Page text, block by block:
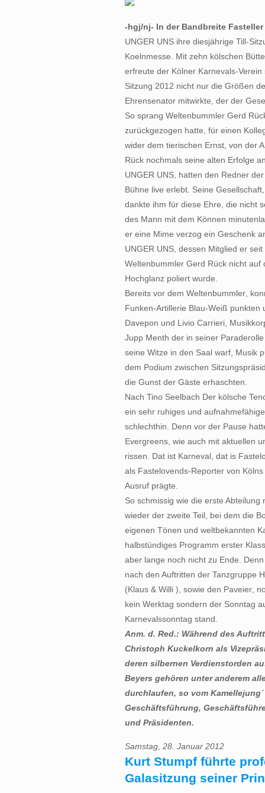
-hgj/nj- In der Bandbreite
UNGER UNS ihre diesjährige Till-
Koelnmesse. Mit zehn kölschen
erfreute der Kölner Karnevals-
Sitzung 2012 nicht nur die Größen
Ehrensenator mitwirkte, der der
So sprang Weltenbummler Gerd
zurückgezogen hatte, für einen
wider dem tierischen Ernst, von der
Rück nochmals seine alten Erfolge
UNGER UNS, hatten den Redner
Bühne live erlebt. Seine
dankte ihm für diese Ehre, die nicht
des Mann mit dem Können
er eine Mime verzog ein Geschenk
UNGER UNS, dessen Mitglied er
Weltenbummler Gerd Rück nicht
Hochglanz poliert wurde.
Bereits vor dem Weltenbummler,
Funken-Artillerie Blau-Weiß punkten
Davepon und Livio Carrieri,
Jupp Menth der in seiner Paraderolle
seine Witze in den Saal warf, Musik
dem Podium zwischen
die Gunst der Gäste erhaschten.
Nach Tino Seelbach Der kölsche
ein sehr ruhiges und
schlechthin. Denn vor der Pause
Evergreens, wie auch mit aktuellen
rissen. Dat ist Karneval, dat is
als Fastelovends-Reporter von
Ausruf prägte.
So schmissig wie die erste Abteilung
wieder der zweite Teil, bei dem die
eigenen Tönen und weltbekannten
halbstündiges Programm erster
aber lange noch nicht zu Ende. Denn
nach den Auftritten der Tanzgruppe
(Klaus & Willi ), sowie den
kein Werktag sondern der Sonntag
Karnevalssonntag stand.
Anm. d. Red.: Während des
Christoph Kuckelkorn als
deren silbernen Verdienstorden
Beyers gehören unter anderem
durchlaufen, so vom
Geschäftsführung,
und Präsidenten.
Samstag, 28. Januar 2012
Kurt Stumpf führte
Galasitzung seiner